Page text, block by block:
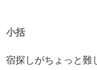
小括
宿探しがちょっと難